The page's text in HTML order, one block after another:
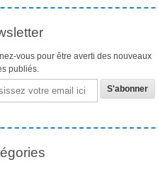
vous pour être averti des nouveaux
publiés.